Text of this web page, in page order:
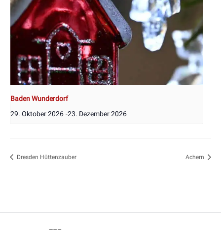
Baden Wunderdorf
29. Oktober 2026 -23. Dezember 2026
Dresden Hüttenzauber Achern